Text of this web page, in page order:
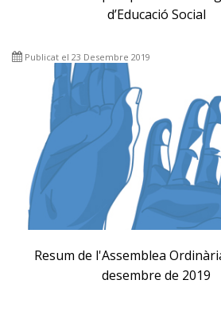
d’Educació Social
Publicat el 23 Desembre 2019
Resum de l'Assemblea
desembre de 2019